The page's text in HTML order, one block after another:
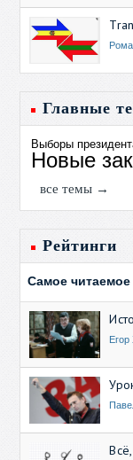
Главные
Выборы
Новые
все темы →
Рейтинги
Самое читаемое
Егор